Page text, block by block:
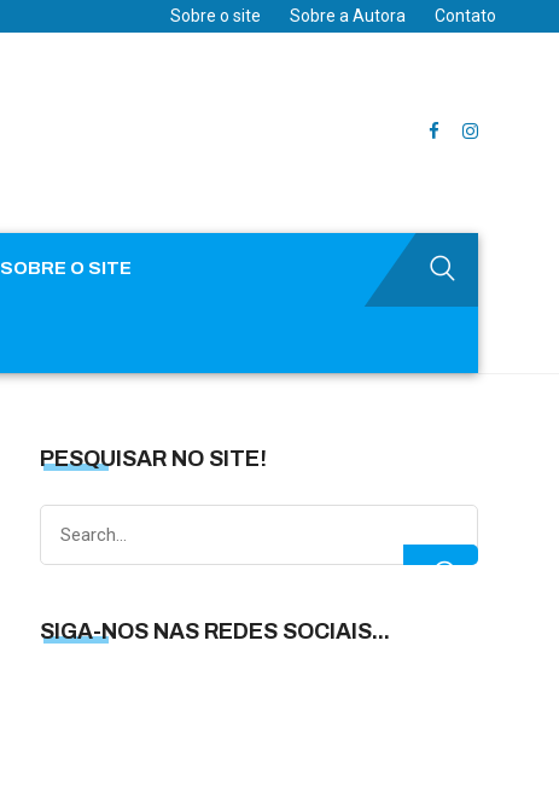
Sobre o site Sobre a Autora Contato
SOBRE O SITE
PESQUISAR NO SITE!
SIGA-NOS NAS REDES SOCIAIS...